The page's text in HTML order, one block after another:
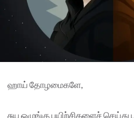
ஹாய் தோழமைகளே,
சுய ஒழுங்கு பயிற்சிகளைச்